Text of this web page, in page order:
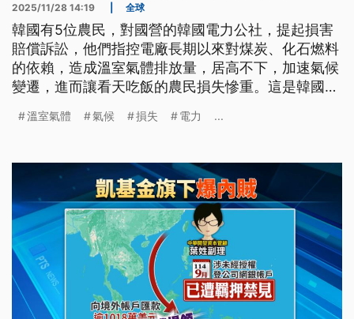
2025/11/28 14:19 全球
韓國有5位農民，對國營的韓國電力公社，提起損害
賠償訴訟，他們指控電廠長期以來對煤炭、化石燃料
的依賴，造成溫室氣體排放量，居高不下，加速氣候
變遷，進而讓看天吃飯的農民損失慘重。這是韓國第
變遷，和由此造成的農業損失承擔責任？以及這些責
溫室氣體 氣候 損失 電力 ...